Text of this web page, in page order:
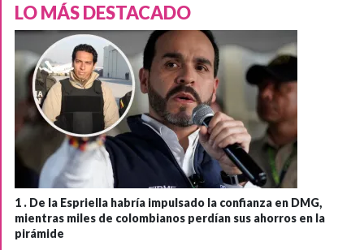
LO MÁS DESTACADO
1 . De la Espriella habría impulsado la confianza en DMG,
mientras miles de colombianos perdían sus ahorros en la
pirámide